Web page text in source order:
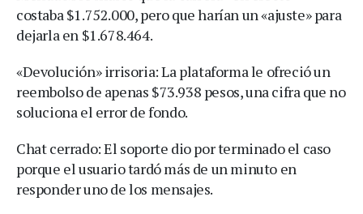
costaba $1.752.000, pero que harían un «ajuste» para
dejarla en $1.678.464.
«Devolución» irrisoria: La plataforma le ofreció un
reembolso de apenas $73.938 pesos, una cifra que no
soluciona el error de fondo.
Chat cerrado: El soporte dio por terminado el caso
porque el usuario tardó más de un minuto en
responder uno de los mensajes.